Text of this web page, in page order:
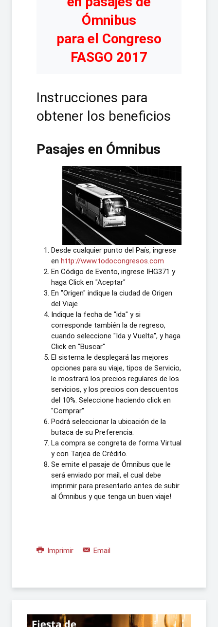
Ómnibus
para el Congreso
FASGO 2017
Instrucciones para
obtener los beneficios
Pasajes en Ómnibus
Desde cualquier punto del País, ingrese
en http://www.todocongresos.com
En Código de Evento, ingrese IHG371 y
haga Click en "Aceptar"
En "Origen" indique la ciudad de Origen
del Viaje
Indique la fecha de "ida" y si
corresponde también la de regreso,
cuando seleccione "Ida y Vuelta", y haga
Click en "Buscar"
El sistema le desplegará las mejores
opciones para su viaje, tipos de Servicio,
le mostrará los precios regulares de los
servicios, y los precios con descuentos
del 10%. Seleccione haciendo click en
"Comprar"
Podrá seleccionar la ubicación de la
butaca de su Preferencia.
La compra se congreta de forma Virtual
y con Tarjea de Crédito.
Se emite el pasaje de Ómnibus que le
será enviado por mail, el cual debe
imprimir para presentarlo antes de subir
al Ómnibus y que tenga un buen viaje!
Imprimir Email